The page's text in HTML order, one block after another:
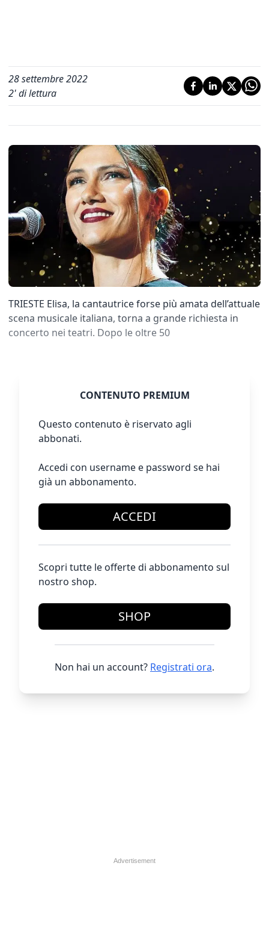
28 settembre 2022
2' di lettura
TRIESTE Elisa, la cantautrice forse più amata dell’attuale
scena musicale italiana, torna a grande richiesta in
concerto nei teatri. Dopo le oltre 50
CONTENUTO PREMIUM
Questo contenuto è riservato agli
abbonati.
Accedi con username e password se hai
già un abbonamento.
ACCEDI
Scopri tutte le offerte di abbonamento sul
nostro shop.
SHOP
Non hai un account? Registrati ora.